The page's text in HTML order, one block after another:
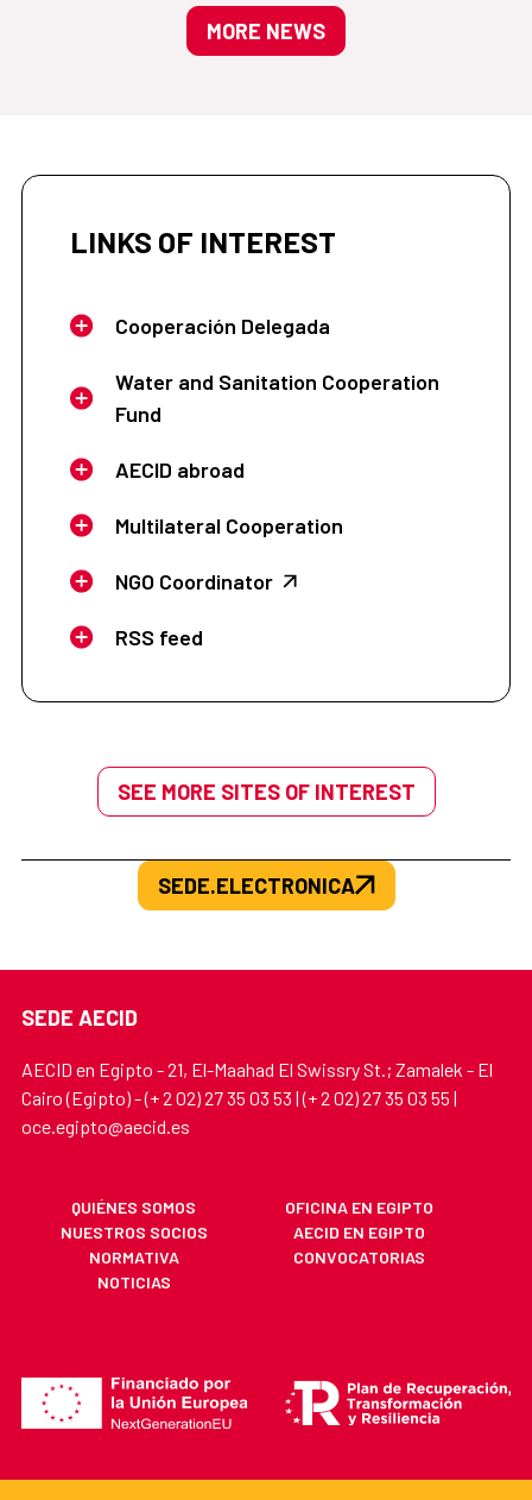
MORE NEWS
LINKS OF INTEREST
Cooperación Delegada
Water and Sanitation Cooperation
Fund
AECID abroad
Multilateral Cooperation
NGO Coordinator
RSS feed
SEE MORE SITES OF INTEREST
SEDE.ELECTRONICA
SEDE AECID
AECID en Egipto - 21, El-Maahad El Swissry St.; Zamalek - El
Cairo (Egipto) - (+ 2 02) 27 35 03 53 | (+ 2 02) 27 35 03 55 |
oce.egipto@aecid.es
QUIÉNES SOMOS
OFICINA EN EGIPTO
NUESTROS SOCIOS
AECID EN EGIPTO
NORMATIVA
CONVOCATORIAS
NOTICIAS